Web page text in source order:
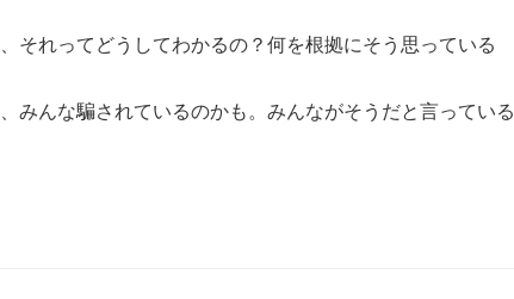
それってどうしてわかるの？何を根拠にそう思っている
みんな騙されているのかも。みんながそうだと言っている